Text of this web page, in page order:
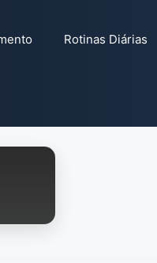
Rotinas Diárias